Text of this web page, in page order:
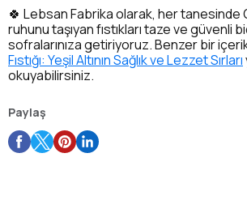
Paylaş
🍀 Lebsan Fabrika olarak, her tanesinde
ruhunu taşıyan fıstıkları taze ve güvenli
sofralarınıza getiriyoruz. Benzer bir
Fıstığı: Yeşil Altının Sağlık ve Lezzet Sırları
okuyabilirsiniz.